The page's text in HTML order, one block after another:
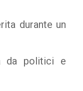
durante un
da politici e